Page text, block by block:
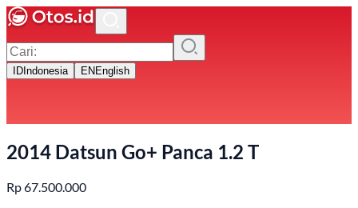
ID Indonesia EN English
2014 Datsun Go+ Panca 1.2 T
Rp67.500.000